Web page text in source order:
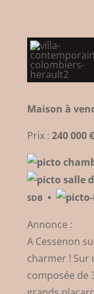
Maison à
Prix : 240 000 €
SDB •
Annonce :
A Cessenon
charmer ! Sur
composée de